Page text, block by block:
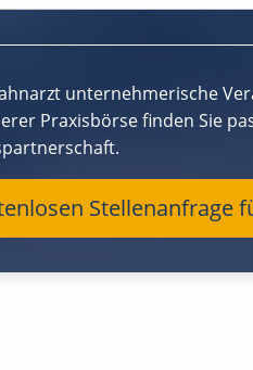
unternehmerische
Praxisbörse finden Sie
Stellenanfrage